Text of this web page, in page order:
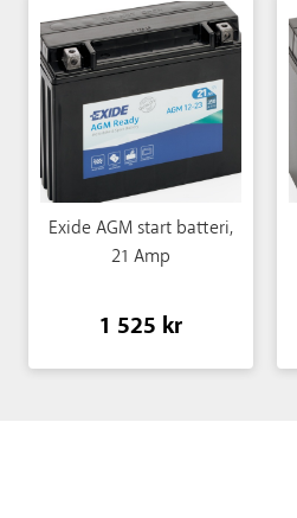
Exide AGM start batteri,
21 Amp
1 525 kr